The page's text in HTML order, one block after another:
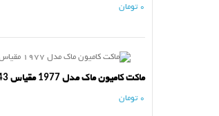
0 تومان
ماکت کامیون ماک مدل 1977 مقیاس 43
0 تومان